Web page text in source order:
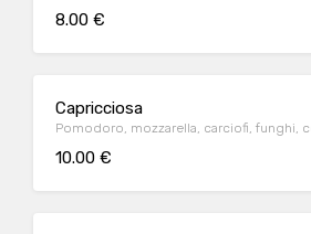
8.00 €
Capricciosa
Pomodoro, mozzarella, carciofi, funghi,
10.00 €